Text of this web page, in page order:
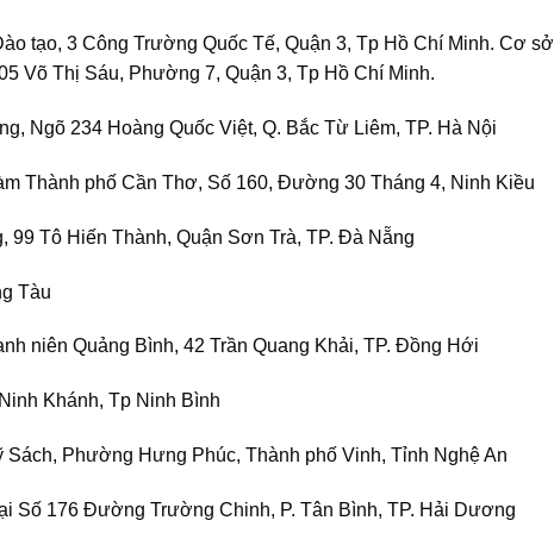
tạo, 3 Công Trường Quốc Tế, Quận 3, Tp Hồ Chí Minh. Cơ
Võ Thị Sáu, Phường 7, Quận 3, Tp Hồ Chí Minh.
Ngõ 234 Hoàng Quốc Việt, Q. Bắc Từ Liêm, TP. Hà Nội
Thành phố Cần Thơ, Số 160, Đường 30 Tháng 4, Ninh Kiều
Tô Hiến Thành, Quận Sơn Trà, TP. Đà Nẵng
Tàu
niên Quảng Bình, 42 Trần Quang Khải, TP. Đồng Hới
Khánh, Tp Ninh Bình
Phường Hưng Phúc, Thành phố Vinh, Tỉnh Nghệ An
Số 176 Đường Trường Chinh, P. Tân Bình, TP. Hải Dương